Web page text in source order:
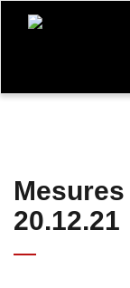
Mesures
20.12.21